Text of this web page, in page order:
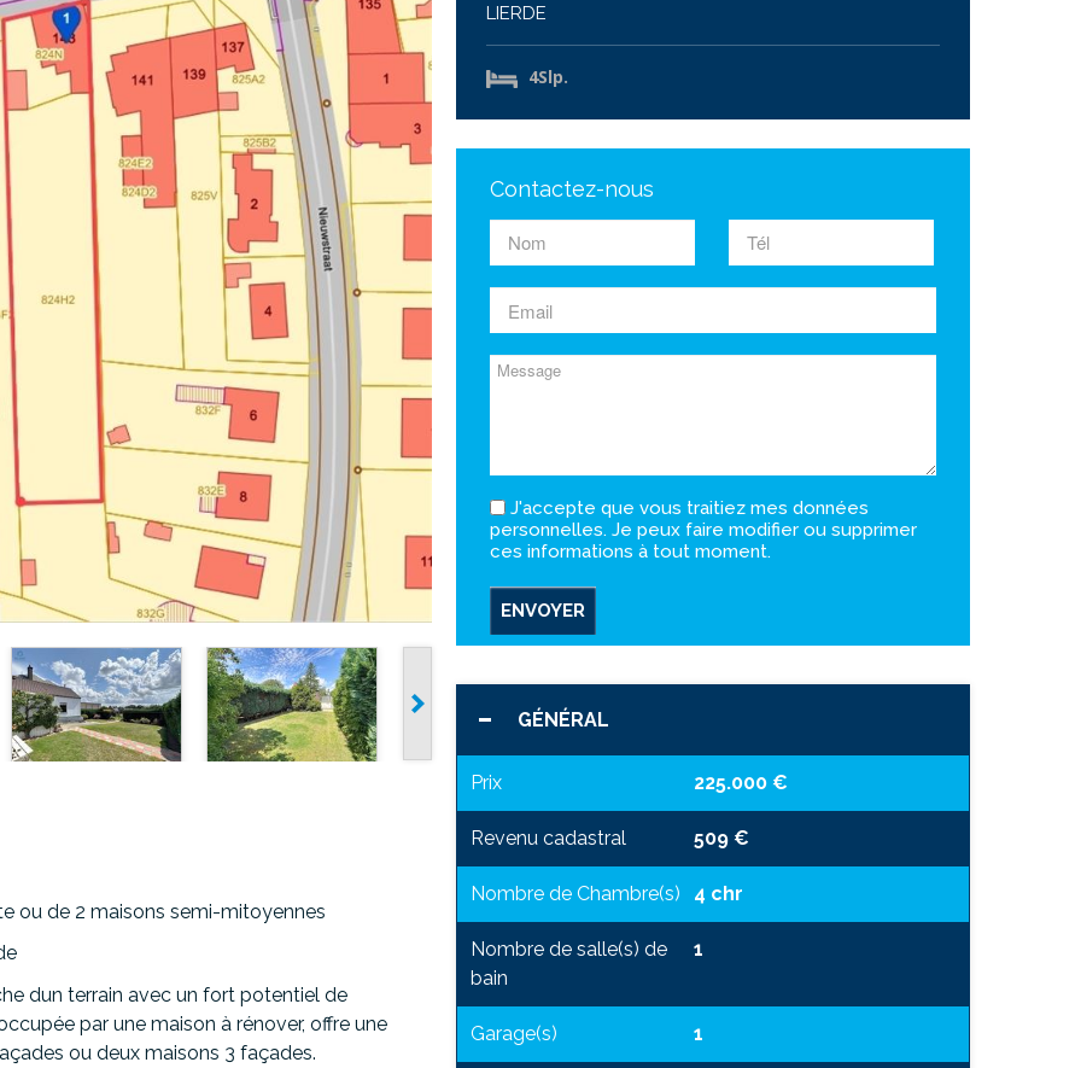
ou de 2 maisons semi-mitoyennes
dun terrain avec un fort potentiel de
par une maison à rénover, offre une
ou deux maisons 3 façades.
LIERDE
4Slp.
Contactez-nous
J'accepte que vous traitiez mes données
personnelles. Je peux faire modifier ou supprimer
ces informations à tout moment.
ENVOYER
GÉNÉRAL
Prix 225.000 €
Revenu cadastral 509 €
Nombre de Chambre(s) 4 chr
Nombre de salle(s) de
bain
1
Garage(s) 1